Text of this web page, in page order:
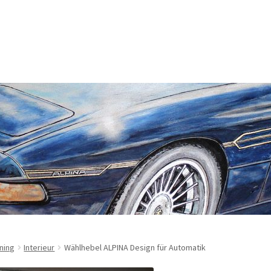
Echtheit von BewertungenEnable Cookies
KasseLieferungMein KontoSitemapStartseiteSuchbegriffe
Zahlungsarten
Interieur Wählhebel ALPINA Design für Automatik